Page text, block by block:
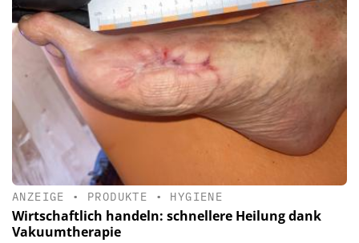
ANZEIGE • PRODUKTE • HYGIENE
Wirtschaftlich handeln: schnellere Heilung dank
Vakuumtherapie